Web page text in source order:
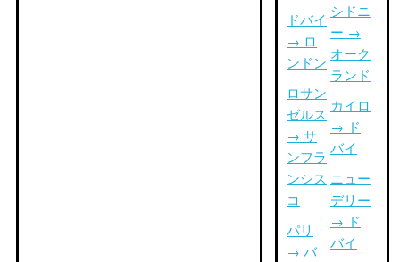
ドバイ
→ ロ
ンドン
ロサン
ゼルス
→ サ
ンフラ
ンシス
コ
パリ
→ バ
シドニ
ー →
オーク
ランド
カイロ
→ ド
バイ
ニュー
デリー
→ ド
バイ